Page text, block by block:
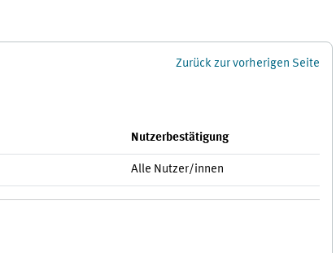
Zurück zur vorherigen Seite
Nutzerbestätigung
Alle Nutzer/innen